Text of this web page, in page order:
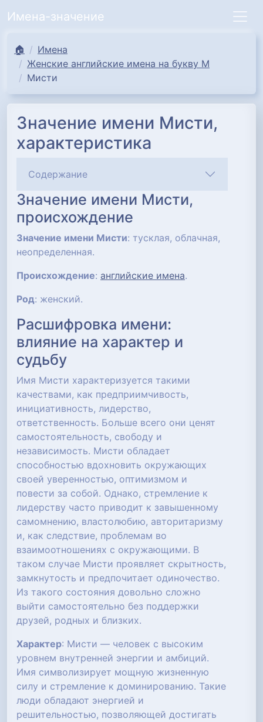
Имена-значение
🏠
Имена
Женские английские имена на букву М
Мисти
Значение имени Мисти,
характеристика
Содержание
Значение имени Мисти,
происхождение
Значение имени Мисти: тусклая, облачная,
неопределенная.
Происхождение: английские имена.
Род: женский.
Расшифровка имени:
влияние на характер и
судьбу
Имя Мисти характеризуется такими
качествами, как предприимчивость,
инициативность, лидерство,
ответственность. Больше всего они ценят
самостоятельность, свободу и
независимость. Мисти обладает
способностью вдохновить окружающих
своей уверенностью, оптимизмом и
повести за собой. Однако, стремление к
лидерству часто приводит к завышенному
самомнению, властолюбию, авторитаризму
и, как следствие, проблемам во
взаимоотношениях с окружающими. В
таком случае Мисти проявляет скрытность,
замкнутость и предпочитает одиночество.
Из такого состояния довольно сложно
выйти самостоятельно без поддержки
друзей, родных и близких.
Характер: Мисти — человек с высоким
уровнем внутренней энергии и амбиций.
Имя символизирует мощную жизненную
силу и стремление к доминированию. Такие
люди обладают энергией и
решительностью, позволяющей достигать